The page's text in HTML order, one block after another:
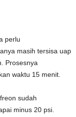
perlu
masih tersisa uap
Prosesnya
waktu 15 menit.
sudah
minus 20 psi.